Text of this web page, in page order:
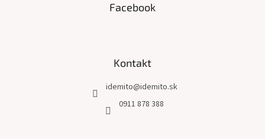
Facebook
Kontakt
idemito@idemito.sk
0911 878 388